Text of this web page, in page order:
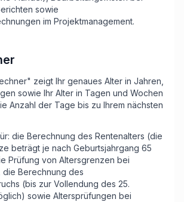
sowie
im Projektmanagement.
zeigt Ihr genaues Alter in Jahren,
sowie Ihr Alter in Tagen und Wochen
Anzahl der Tage bis zu Ihrem nächsten
die Berechnung des Rentenalters (die
beträgt je nach Geburtsjahrgang 65
Prüfung von Altersgrenzen bei
die Berechnung des
(bis zur Vollendung des 25.
sowie Altersprüfungen bei